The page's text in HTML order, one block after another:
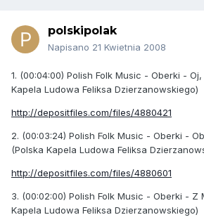
polskipolak
Napisano 21 Kwietnia 2008
1. (00:04:00) Polish Folk Music - Oberki -
Kapela Ludowa Feliksa Dzierzanowskiego)
http://depositfiles.com/files/4880421
2. (00:03:24) Polish Folk Music - Oberki -
(Polska Kapela Ludowa Feliksa
http://depositfiles.com/files/4880601
3. (00:02:00) Polish Folk Music - Oberki - Z
Kapela Ludowa Feliksa Dzierzanowskiego)